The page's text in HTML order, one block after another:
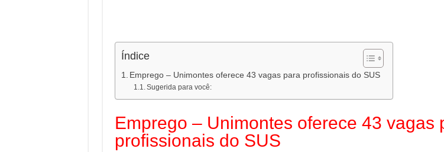
Investimento em energia limpa chega para brasileiros: ZCT traz
Serralheria de Alumínio vs. Ferro: guia completo para escolher o
Qualidade do produto e percepção do consumidor: como marcas
Índice
Emprego – Unimontes oferece 43 vagas para profissionais do SUS
Sugerida para você:
Emprego – Unimontes oferece 43 vagas
profissionais do SUS